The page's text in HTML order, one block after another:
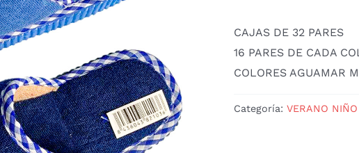
CAJAS DE 32 PARES
16 PARES DE CADA
COLORES AGUAMAR
Categoría:VERANO NIÑO